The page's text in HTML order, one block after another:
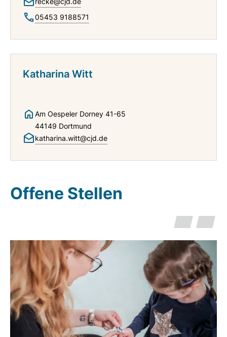
05453 9188571
Katharina Witt
Am Oespeler Dorney 41-65
44149 Dortmund
katharina.witt@cjd.de
Offene Stellen